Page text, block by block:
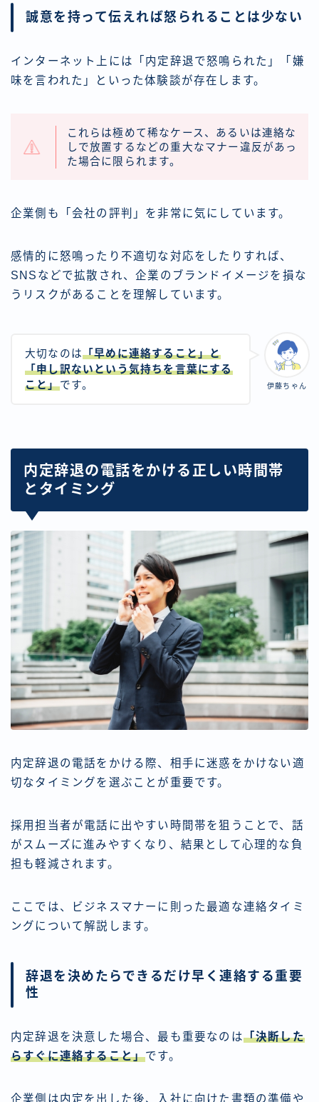
誠意を持って伝えれば怒られることは少ない
インターネット上には「内定辞退で怒鳴られた」「嫌
味を言われた」といった体験談が存在します。
これらは極めて稀なケース、あるいは連絡な
しで放置するなどの重大なマナー違反があっ
た場合に限られます。
企業側も「会社の評判」を非常に気にしています。
感情的に怒鳴ったり不適切な対応をしたりすれば、
SNSなどで拡散され、企業のブランドイメージを損な
うリスクがあることを理解しています。
伊藤ちゃん
大切なのは「早めに連絡すること」と
「申し訳ないという気持ちを言葉にする
こと」です。
内定辞退の電話をかける正しい時間帯
とタイミング
内定辞退の電話をかける際、相手に迷惑をかけない適
切なタイミングを選ぶことが重要です。
採用担当者が電話に出やすい時間帯を狙うことで、話
がスムーズに進みやすくなり、結果として心理的な負
担も軽減されます。
ここでは、ビジネスマナーに則った最適な連絡タイミ
ングについて解説します。
辞退を決めたらできるだけ早く連絡する重要
性
内定辞退を決意した場合、最も重要なのは「決断した
らすぐに連絡すること」です。
企業側は内定を出した後、入社に向けた書類の準備や